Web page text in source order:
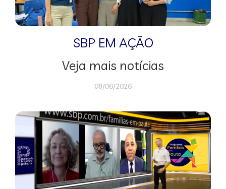
SBP EM AÇÃO
Veja mais notícias
08/06/2026